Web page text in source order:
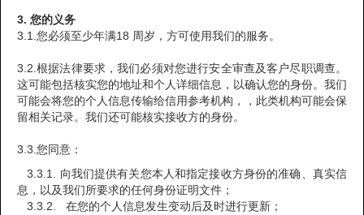
3. 您的义务
3.1.您必须至少年满18 周岁，方可使用我们的服务。
3.2.根据法律要求，我们必须对您进行安全审查及客户尽职调查。
这可能包括核实您的地址和个人详细信息，以确认您的身份。我们
可能会将您的个人信息传输给信用参考机构，，此类机构可能会保
留相关记录。我们还可能核实接收方的身份。
3.3.您同意：
3.3.1. 向我们提供有关您本人和指定接收方身份的准确、真实信
息，以及我们所要求的任何身份证明文件；
3.3.2. 在您的个人信息发生变动后及时进行更新；